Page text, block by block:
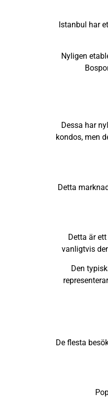
Istanbul har
Nyligen
Dessa har
kondos, men
Detta
Detta är
vanligtvis
Den
De flesta